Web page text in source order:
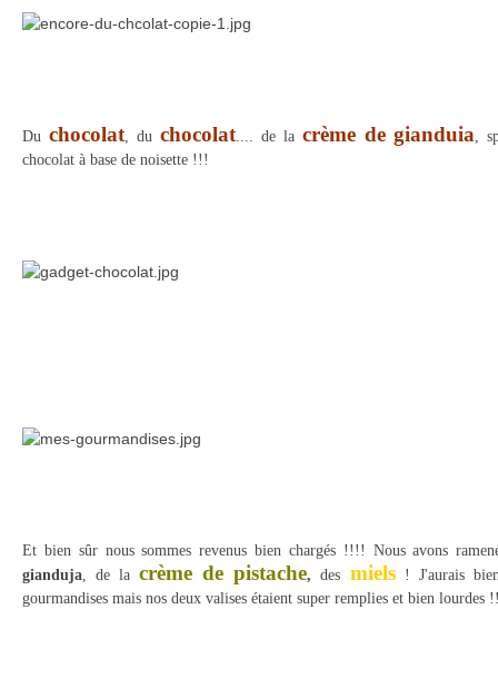
Du chocolat, du chocolat.... de la crème de gianduia,
chocolat à base de noisette !!!
Et bien sûr nous sommes revenus bien chargés !!!! Nous avons
gianduja, de lacrème de pistache, des miels! J'aurais bien
gourmandises mais nos deux valises étaient super remplies et bien lourdes